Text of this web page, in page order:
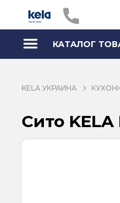
КАТАЛОГ
KELA УКРАИНА
Сито KELA